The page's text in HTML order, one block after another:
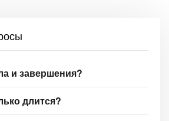
и завершения?
длится?